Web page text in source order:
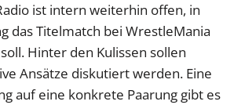
ist intern weiterhin offen, in
das Titelmatch bei WrestleMania
Hinter den Kulissen sollen
Ansätze diskutiert werden. Eine
auf eine konkrete Paarung gibt es